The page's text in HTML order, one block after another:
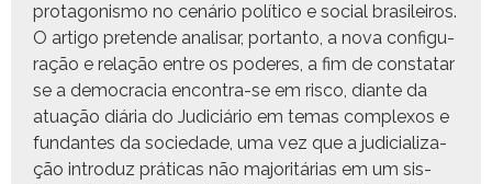
pro­tag­o­nis­mo no cenário políti­co e social brasileiros.
O arti­go pre­tende anal­is­ar, por­tan­to, a nova con­fig­u­
ração e relação entre os poderes, a fim de con­statar
se a democ­ra­cia encon­tra-se em risco, diante da
atu­ação diária do Judi­ciário em temas com­plex­os e
fun­dantes da sociedade, uma vez que a judi­cial­iza­
ção intro­duz práti­cas não majoritárias em um sis­